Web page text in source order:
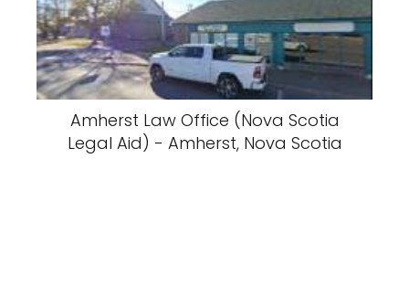
Amherst Law Office (Nova Scotia
Legal Aid) - Amherst, Nova Scotia